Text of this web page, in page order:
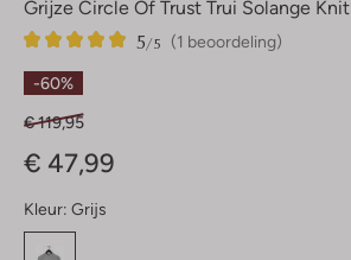
Grijze Circle Of Trust Trui Solange Knit
(1 beoordeling)
5/5
1
5
Sterren
-60%
€ 119,95
€ 47,99
Kleur: Grijs